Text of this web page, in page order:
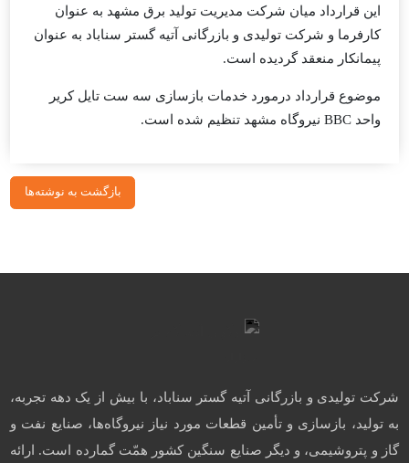
این قرارداد میان شرکت مدیریت تولید برق مشهد به عنوان
کارفرما و شرکت تولیدی و بازرگانی آتیه گستر سناباد به عنوان
پیمانکار منعقد گردیده است.
موضوع قرارداد درمورد خدمات بازسازی سه ست تایل کریر
واحد BBC نیروگاه مشهد تنظیم شده است.
بازگشت به نوشته‌ها
شرکت تولیدی و بازرگانی آتیه گستر سناباد، با بیش از یک دهه تجربه،
به تولید، بازسازی و تأمین قطعات مورد نیاز نیروگاه‌ها، صنایع نفت و
گاز و پتروشیمی، و دیگر صنایع سنگین کشور همّت گمارده است. ارائه